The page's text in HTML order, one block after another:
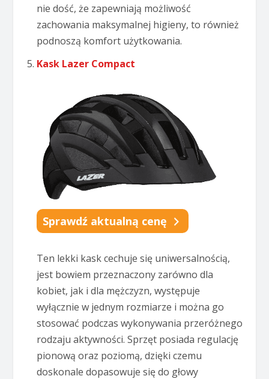
nie dość, że zapewniają możliwość
zachowania maksymalnej higieny, to również
podnoszą komfort użytkowania.
Kask Lazer Compact
Sprawdź aktualną cenę
Ten lekki kask cechuje się uniwersalnością,
jest bowiem przeznaczony zarówno dla
kobiet, jak i dla mężczyzn, występuje
wyłącznie w jednym rozmiarze i można go
stosować podczas wykonywania przeróżnego
rodzaju aktywności. Sprzęt posiada regulację
pionową oraz poziomą, dzięki czemu
doskonale dopasowuje się do głowy